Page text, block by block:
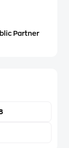
Partner